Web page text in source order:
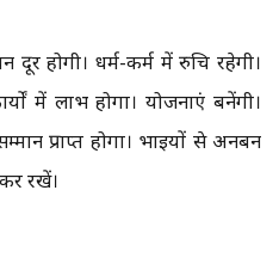
होगी। धर्म-कर्म में रुचि रहेगी।
में लाभ होगा। योजनाएं बनेंगी।
प्राप्त होगा। भाइयों से अनबन
रखें।